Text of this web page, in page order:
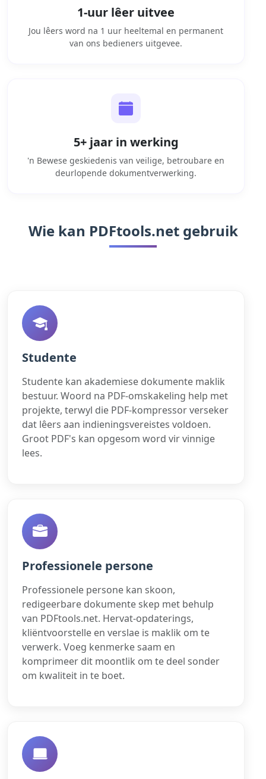
1-uur lêer uitvee
Jou lêers word na 1 uur heeltemal en permanent
van ons bedieners uitgevee.
5+ jaar in werking
'n Bewese geskiedenis van veilige, betroubare en
deurlopende dokumentverwerking.
Wie kan PDFtools.net gebruik
Studente
Studente kan akademiese dokumente maklik
bestuur. Woord na PDF-omskakeling help met
projekte, terwyl die PDF-kompressor verseker
dat lêers aan indieningsvereistes voldoen.
Groot PDF's kan opgesom word vir vinnige
lees.
Professionele persone
Professionele persone kan skoon,
redigeerbare dokumente skep met behulp
van PDFtools.net. Hervat-opdaterings,
kliëntvoorstelle en verslae is maklik om te
verwerk. Voeg kenmerke saam en
komprimeer dit moontlik om te deel sonder
om kwaliteit in te boet.